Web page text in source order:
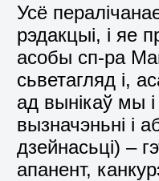
Усё
рэдакцыі, і яе
асобы сп-ра
сьветагляд і,
ад вынікаў мы
вызначэньні і
дзейнасьці) –
апанент,